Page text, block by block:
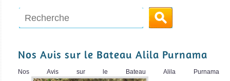
MantaMae
Long de 30 mètres, le MantaMae est un ba
Nos Avis sur le Bateau Alila Purnama
Nos Avis sur le Bateau Alila Purnama